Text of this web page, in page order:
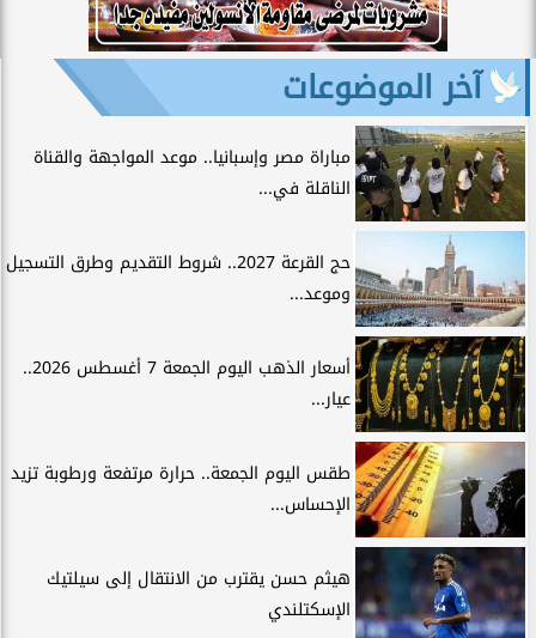
آخر الموضوعات
مباراة مصر وإسبانيا.. موعد المواجهة والقناة
الناقلة في...
حج القرعة 2027.. شروط التقديم وطرق التسجيل
وموعد...
أسعار الذهب اليوم الجمعة 7 أغسطس 2026..
عيار...
طقس اليوم الجمعة.. حرارة مرتفعة ورطوبة تزيد
الإحساس...
هيثم حسن يقترب من الانتقال إلى سيلتيك
الإسكتلندي